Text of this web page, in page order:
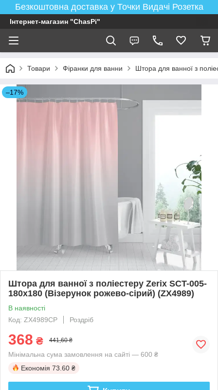
Безкоштовна доставка у Точки Видачі Розетка
Інтернет-магазин "ChasPi"
Товари Фіранки для ванни Штора для ванної з
–17%
Штора для ванної з поліестеру Zerix SCT-005-
180x180 (Візерунок рожево-сірий) (ZX4989)
В наявності
Код: ZX4989CP
Роздріб
368 ₴ 441,60 ₴
Мінімальна сума замовлення на сайті — 600 ₴
Економія 73.60 ₴